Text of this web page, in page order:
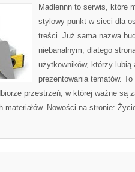
Madlennn to serwis, które
stylowy punkt w sieci dla
treści. Już sama nazwa
niebanalnym, dlatego
użytkowników, którzy lubią
prezentowania tematów.
przestrzeń, w której ważne są
materiałów. Nowości na stronie: